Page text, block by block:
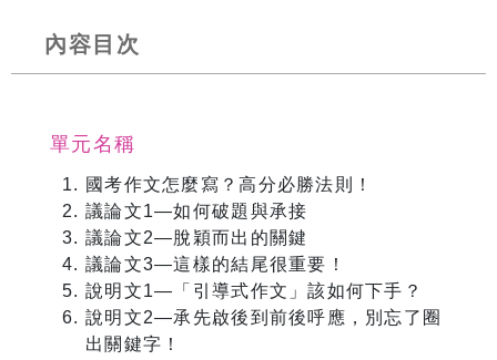
內容目次
單元名稱
國考作文怎麼寫？高分必勝法則！
議論文1—如何破題與承接
議論文2—脫穎而出的關鍵
議論文3—這樣的結尾很重要！
說明文1—「引導式作文」該如何下手？
說明文2—承先啟後到前後呼應，別忘了圈
出關鍵字！